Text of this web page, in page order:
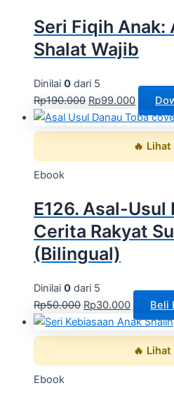
Seri Fiqih Anak:
Shalat Wajib
Dinilai 0 dari 5
Rp190.000 Rp99.000
🔥
Ebook
E126. Asal-Usul
Cerita Rakyat
(Bilingual)
Dinilai 0 dari 5
Rp50.000 Rp30.000 Beli
🔥
Ebook